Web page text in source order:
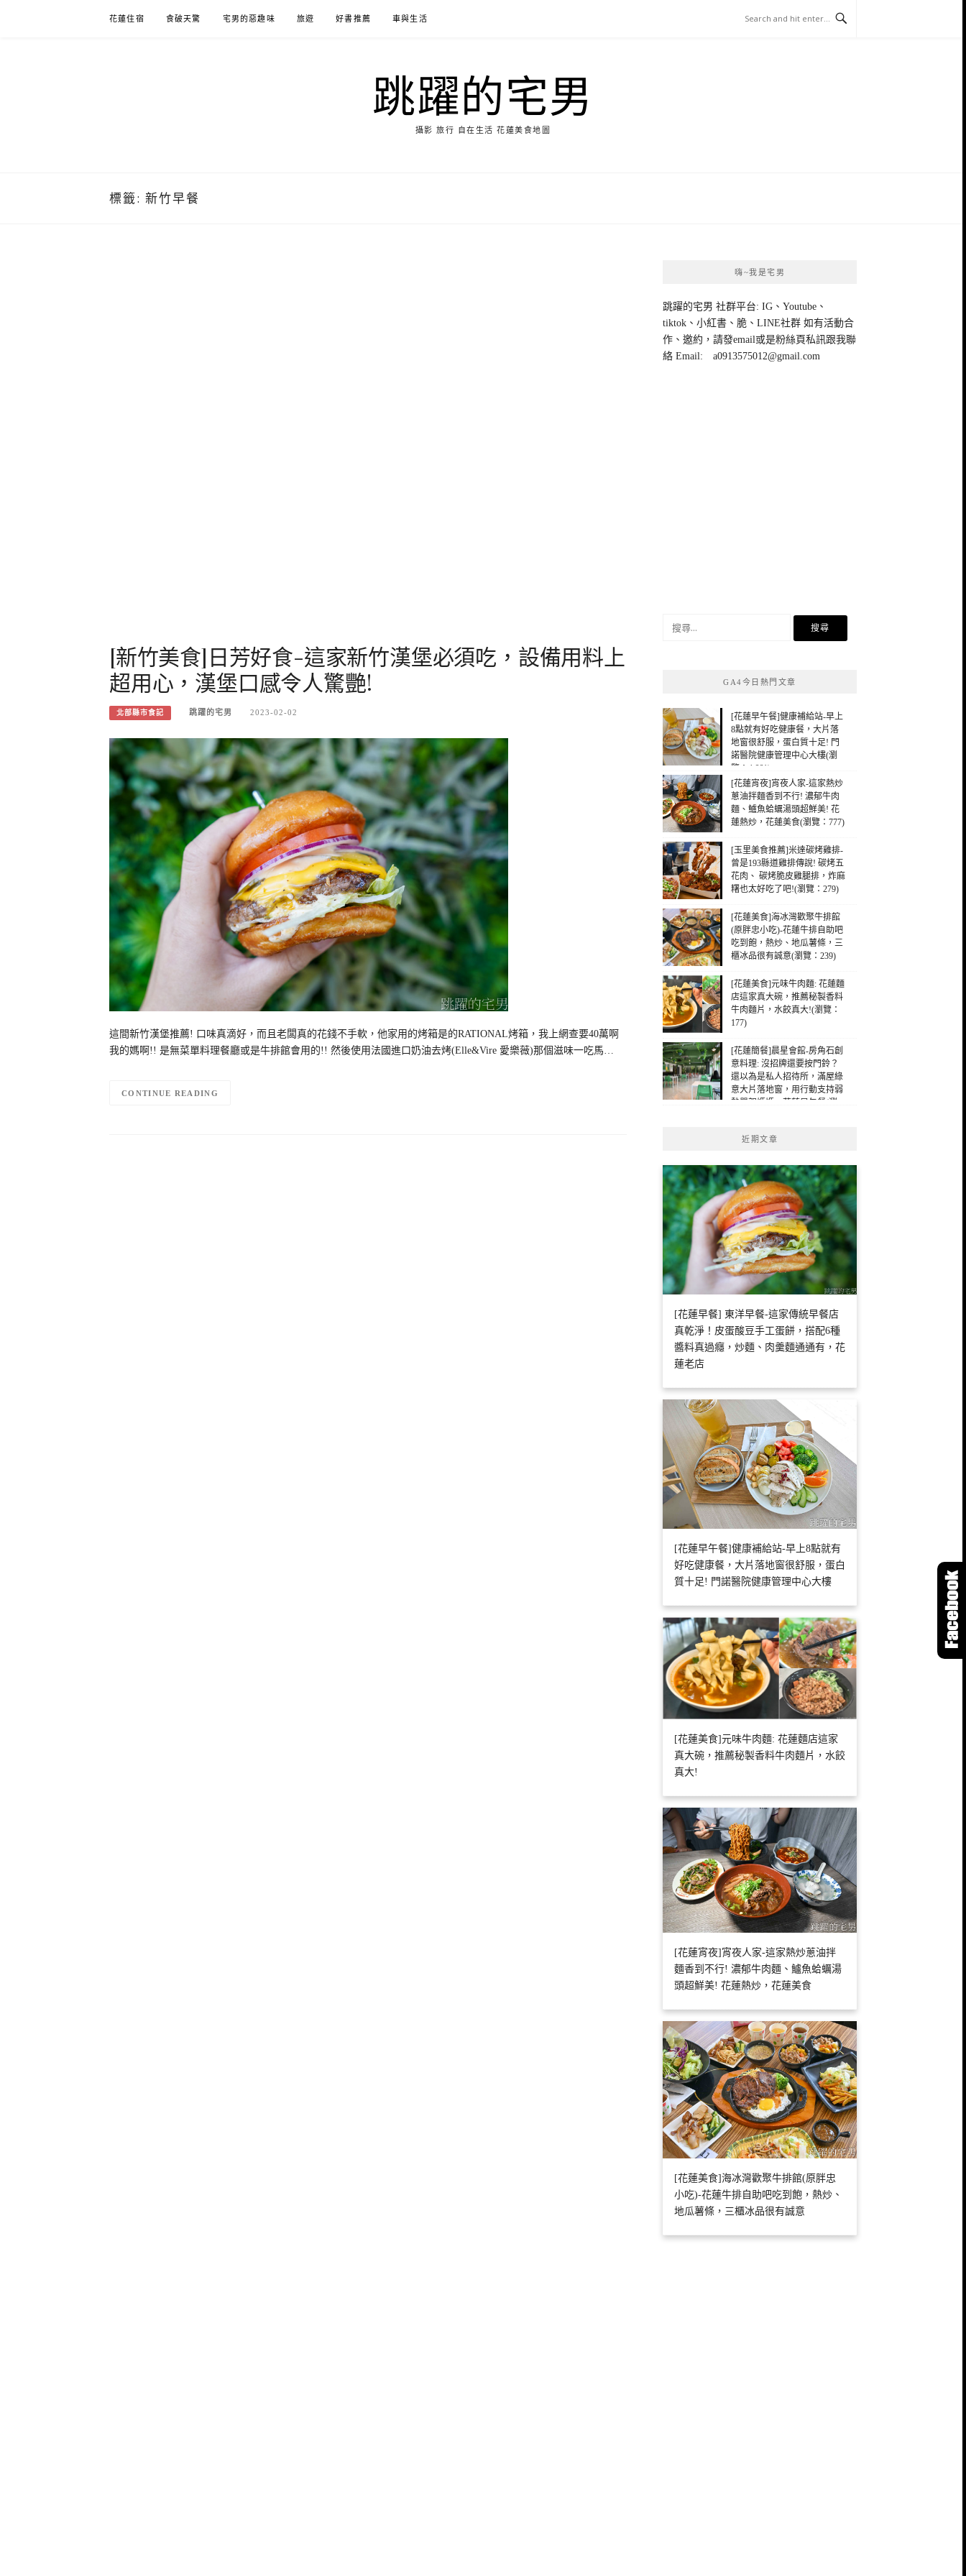
花蓮住宿 食破天驚 宅男的惡趣味 旅遊 好書推薦 車與生活
跳躍的宅男
攝影 旅行 自在生活 花蓮美食地圖
標籤: 新竹早餐
[新竹美食]日芳好食-這家新竹漢堡必須吃，設備用料上
超用心，漢堡口感令人驚艷!
北部縣市食記 跳躍的宅男 2023-02-02
這間新竹漢堡推薦! 口味真滴好，而且老闆真的花錢不手軟，他家用的烤箱是的RATIONAL烤箱，我上網查要40萬啊
我的媽啊!! 是無菜單料理餐廳或是牛排館會用的!! 然後使用法國進口奶油去烤(Elle&Vire 愛樂薇)那個滋味一吃馬…
CONTINUE READING
嗨~我是宅男
跳躍的宅男 社群平台: IG、Youtube、
tiktok、小紅書、脆、LINE社群 如有活動合
作、邀約，請發email或是粉絲頁私訊跟我聯
絡 Email: a0913575012@gmail.com
GA4今日熱門文章
[花蓮早午餐]健康補給站-早上
8點就有好吃健康餐，大片落
地窗很舒服，蛋白質十足! 門
諾醫院健康管理中心大樓(瀏
覽：4,661)
[花蓮宵夜]宵夜人家-這家熱炒
蔥油拌麵香到不行! 濃郁牛肉
麵、鱸魚蛤蠣湯頭超鮮美! 花
蓮熱炒，花蓮美食(瀏覽：777)
[玉里美食推薦]米達碳烤雞排-
曾是193縣道雞排傳說! 碳烤五
花肉、 碳烤脆皮雞腿排，炸麻
糬也太好吃了吧!(瀏覽：279)
[花蓮美食]海冰灣歡聚牛排館
(原胖忠小吃)-花蓮牛排自助吧
吃到飽，熱炒、地瓜薯條，三
櫃冰品很有誠意(瀏覽：239)
[花蓮美食]元味牛肉麵: 花蓮麵
店這家真大碗，推薦秘製香料
牛肉麵片，水餃真大!(瀏覽：
177)
[花蓮簡餐]晨星會館-房角石創
意料理: 沒招牌還要按門鈴？
還以為是私人招待所，滿屋綠
意大片落地窗，用行動支持弱
勢單親媽媽，花蓮早午餐(瀏
近期文章
[花蓮早餐] 東洋早餐-這家傳統早餐店
真乾淨！皮蛋酸豆手工蛋餅，搭配6種
醬料真過癮，炒麵、肉羹麵通通有，花
蓮老店
[花蓮早午餐]健康補給站-早上8點就有
好吃健康餐，大片落地窗很舒服，蛋白
質十足! 門諾醫院健康管理中心大樓
[花蓮美食]元味牛肉麵: 花蓮麵店這家
真大碗，推薦秘製香料牛肉麵片，水餃
真大!
[花蓮宵夜]宵夜人家-這家熱炒蔥油拌
麵香到不行! 濃郁牛肉麵、鱸魚蛤蠣湯
頭超鮮美! 花蓮熱炒，花蓮美食
[花蓮美食]海冰灣歡聚牛排館(原胖忠
小吃)-花蓮牛排自助吧吃到飽，熱炒、
地瓜薯條，三櫃冰品很有誠意